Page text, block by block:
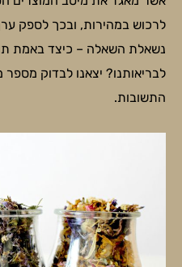
לרכוש במהירות, ובכך לספק
נשאלת השאלה – כיצד באמת
לבריאותנו? יצאנו לבדוק מספר
התשובות.